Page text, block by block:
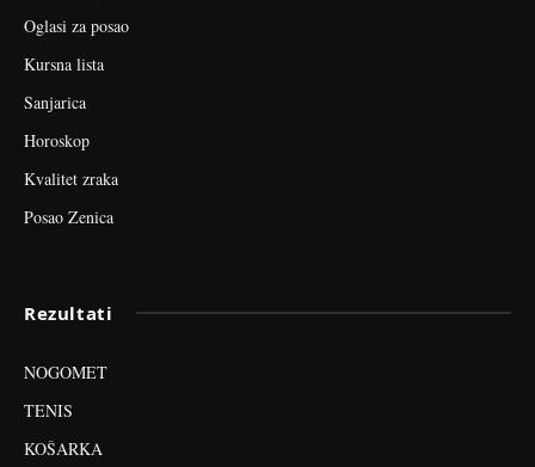
Oglasi za posao
Kursna lista
Sanjarica
Horoskop
Kvalitet zraka
Posao Zenica
Rezultati
NOGOMET
TENIS
KOŠARKA